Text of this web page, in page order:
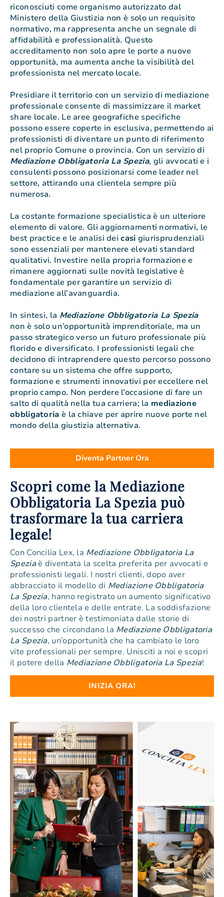
riconosciuti come organismo autorizzato dal
Ministero della Giustizia non è solo un requisito
normativo, ma rappresenta anche un segnale di
affidabilità e professionalità. Questo
accreditamento non solo apre le porte a nuove
opportunità, ma aumenta anche la visibilità del
professionista nel mercato locale.
Presidiare il territorio con un servizio di mediazione
professionale consente di massimizzare il market
share locale. Le aree geografiche specifiche
possono essere coperte in esclusiva, permettendo ai
professionisti di diventare un punto di riferimento
nel proprio Comune o provincia. Con un servizio di
Mediazione Obbligatoria La Spezia, gli avvocati e i
consulenti possono posizionarsi come leader nel
settore, attirando una clientela sempre più
numerosa.
La costante formazione specialistica è un ulteriore
elemento di valore. Gli aggiornamenti normativi, le
best practice e le analisi deicasi giurisprudenziali
sono essenziali per mantenere elevati standard
qualitativi. Investire nella propria formazione e
rimanere aggiornati sulle novità legislative è
fondamentale per garantire un servizio di
mediazione all’avanguardia.
In sintesi, la Mediazione Obbligatoria La Spezia
non è solo un’opportunità imprenditoriale, ma un
passo strategico verso un futuro professionale più
florido e diversificato. I professionisti legali che
decidono di intraprendere questo percorso possono
contare su un sistema che offre supporto,
formazione e strumenti innovativi per eccellere nel
proprio campo. Non perdere l’occasione di fare un
salto di qualità nella tua carriera; la mediazione
obbligatoria è la chiave per aprire nuove porte nel
mondo della giustizia alternativa.
Diventa Partner Ora
Scopri come la Mediazione
Obbligatoria La Spezia può
trasformare la tua carriera
legale!
Con Concilia Lex, la Mediazione Obbligatoria La
Speziaè diventata la scelta preferita per avvocati e
professionisti legali. I nostri clienti, dopo aver
abbracciato il modello di Mediazione Obbligatoria
La Spezia, hanno registrato un aumento significativo
della loro clientela e delle entrate. La soddisfazione
dei nostri partner è testimoniata dalle storie di
successo che circondano la Mediazione Obbligatoria
La Spezia, un’opportunità che ha cambiato le loro
vite professionali per sempre. Unisciti a noi e scopri
il potere della Mediazione Obbligatoria La Spezia!
INIZIA ORA!